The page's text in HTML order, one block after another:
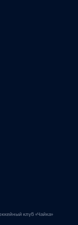
клуб «Чайка»